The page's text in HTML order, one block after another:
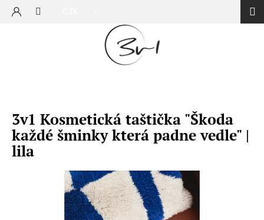
Přejít
3v1 Kosmetická taštička "Škoda
každé šminky která padne vedle" |
lila